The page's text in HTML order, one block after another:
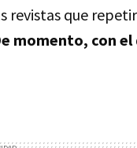
revistas que
momento, con